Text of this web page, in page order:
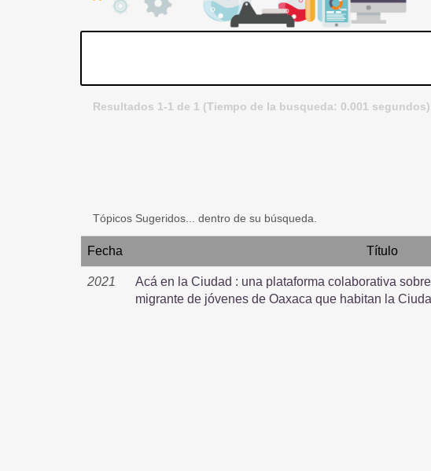
Resultados 1-1 de 1 (Tiempo de la busqueda: 0.001
Tópicos Sugeridos... dentro de su búsqueda.
Fecha Título
2021
Acá en la Ciudad : una plataforma colaborativa
migrante de jóvenes de Oaxaca que habitan la